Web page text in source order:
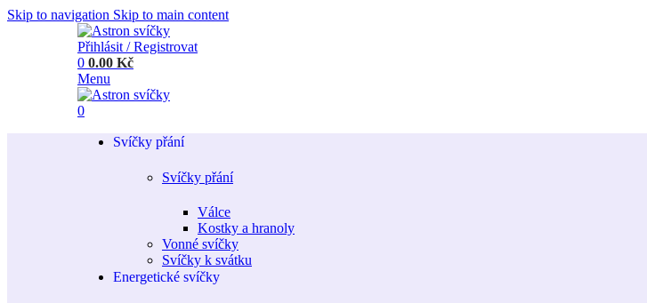
Skip to navigation Skip to main content
Přihlásit / Registrovat
0 0.00 Kč
Menu
0
Svíčky přání
Svíčky přání
Válce
Kostky a hranoly
Vonné svíčky
Svíčky k svátku
Energetické svíčky